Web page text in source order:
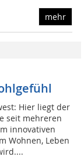
mehr
Hier liegt der
seit mehreren
innovativen
Wohnen, Leben